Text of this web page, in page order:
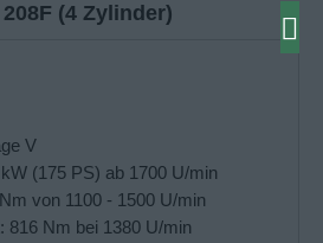
(4 Zylinder)
V
(175 PS) ab 1700 U/min
von 1100 - 1500 U/min
816 Nm bei 1380 U/min